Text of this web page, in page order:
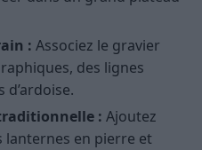
: Associez le gravier
des lignes
: Ajoutez
lanternes en pierre et